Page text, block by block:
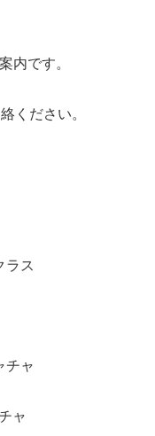
内です。
ください。
ラス
チャ
ャ